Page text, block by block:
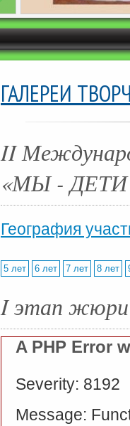
ГАЛЕРЕИ
II
«МЫ -
География
5 лет 6 лет 7 лет 8 лет
I этап жюри
A PHP Error
Severity: 8192
Message: